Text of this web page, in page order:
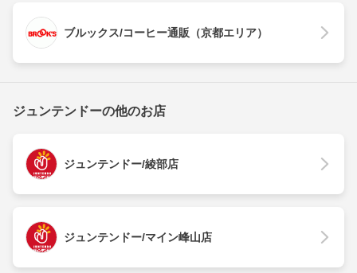
ブルックス/コーヒー通販（京都エリア）
ジュンテンドーの他のお店
ジュンテンドー/綾部店
ジュンテンドー/マイン峰山店